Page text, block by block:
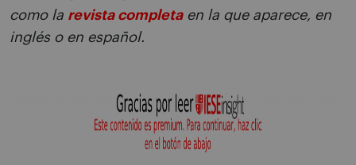
como la revista completaen la que aparece, en
inglés o en español.